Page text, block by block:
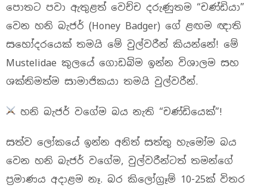
පොතට පවා ඇතුළත් වෙච්ච දරුණුතම “චණ්ඩියා”
වෙන හනි බැජර් (Honey Badger) ගේ ළඟම ඥාති
සහෝදරයෙක් තමයි මේ වුල්වරීන් කියන්නේ! මේ
Mustelidae කුලයේ ගොඩබිම ඉන්න විශාලම සහ
ශක්තිමත්ම සාමාජිකයා තමයි වුල්වරීන්.
හනි බැජර් වගේම බය නැති “චණ්ඩියෙක්”!
සත්ව ලෝකයේ ඉන්න අනිත් සත්තු හැමෝම බය
වෙන හනි බැජර් වගේම, වුල්වරීන්ටත් තමන්ගේ
ප්‍රමාණය අදාළම නෑ. බර කිලෝග්‍රෑම් 10-25ක් විතර